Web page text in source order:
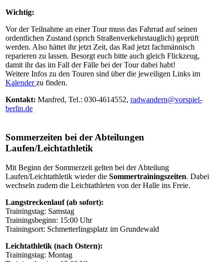
Wichtig:
Vor der Teilnahme an einer Tour muss das Fahrrad auf seinen
ordentlichen Zustand (sprich Straßenverkehrstauglich) geprüft
werden. Also hättet ihr jetzt Zeit, das Rad jetzt fachmännisch
reparieren zu lassen. Besorgt euch bitte auch gleich Flickzeug,
damit ihr das im Fall der Fälle bei der Tour dabei habt!
Weitere Infos zu den Touren sind über die jeweiligen Links im
Kalenderzu finden.
Kontakt: Manfred, Tel.: 030-4614552, radwandern@vorspiel-
berlin.de
Sommerzeiten bei der Abteilungen
Laufen/Leichtathletik
Mit Beginn der Sommerzeit gelten bei der Abteilung
Laufen/Leichtathletik wieder die Sommertrainingszeiten. Dabei
wechseln zudem die Leichtathleten von der Halle ins Freie.
Langstreckenlauf (ab sofort):
Trainingstag: Samstag
Trainingsbeginn: 15:00 Uhr
Trainingsort: Schmetterlingsplatz im Grundewald
Leichtathletik (nach Ostern):
Trainingstag: Montag